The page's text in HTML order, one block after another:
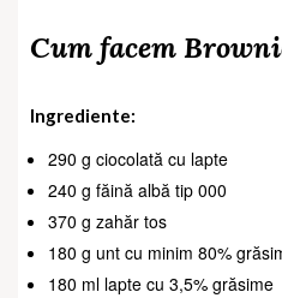
Cum facem
Ingrediente:
290 g ciocolată cu lapte
240 g făină albă tip 000
370 g zahăr tos
180 g unt cu minim 80%
180 ml lapte cu 3,5% grăsime